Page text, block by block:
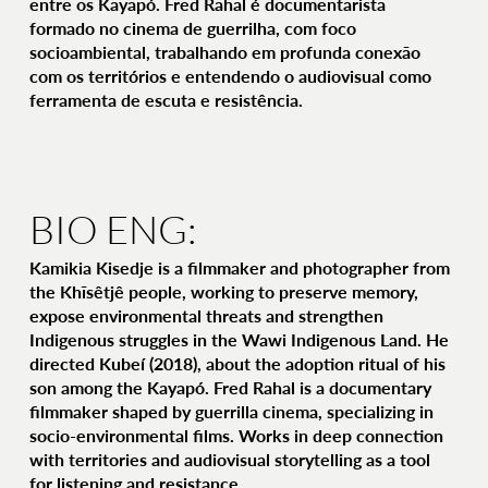
formado no cinema de guerrilha, com foco
socioambiental, trabalhando em profunda conexão
com os territórios e entendendo o audiovisual como
ferramenta de escuta e resistência.
BIO ENG:
Kamikia Kisedje is a filmmaker and photographer from
the Khĩsêtjê people, working to preserve memory,
expose environmental threats and strengthen
Indigenous struggles in the Wawi Indigenous Land. He
directed Kubeí (2018), about the adoption ritual of his
son among the Kayapó. Fred Rahal is a documentary
filmmaker shaped by guerrilla cinema, specializing in
socio-environmental films. Works in deep connection
with territories and audiovisual storytelling as a tool
for listening and resistance